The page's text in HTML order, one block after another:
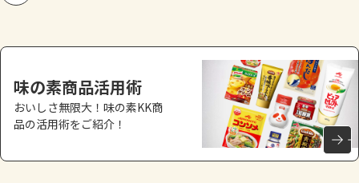
味の素商品活用術
おいしさ無限大！味の素KK商
品の活用術をご紹介！